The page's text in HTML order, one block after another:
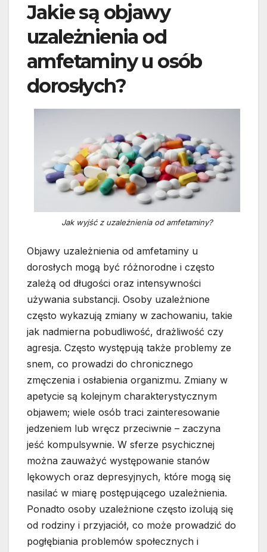
Jakie są objawy
uzależnienia od
amfetaminy u osób
dorosłych?
Jak wyjść z uzależnienia od amfetaminy?
Objawy uzależnienia od amfetaminy u
dorosłych mogą być różnorodne i często
zależą od długości oraz intensywności
używania substancji. Osoby uzależnione
często wykazują zmiany w zachowaniu, takie
jak nadmierna pobudliwość, drażliwość czy
agresja. Często występują także problemy ze
snem, co prowadzi do chronicznego
zmęczenia i osłabienia organizmu. Zmiany w
apetycie są kolejnym charakterystycznym
objawem; wiele osób traci zainteresowanie
jedzeniem lub wręcz przeciwnie – zaczyna
jeść kompulsywnie. W sferze psychicznej
można zauważyć występowanie stanów
lękowych oraz depresyjnych, które mogą się
nasilać w miarę postępującego uzależnienia.
Ponadto osoby uzależnione często izolują się
od rodziny i przyjaciół, co może prowadzić do
pogłębiania problemów społecznych i